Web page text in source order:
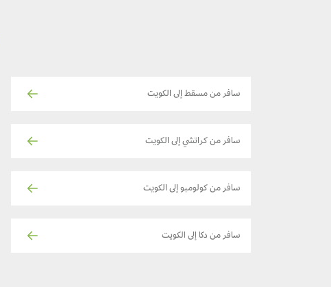
سافر من مسقط إلى الكويت
سافر من كراتشي إلى الكويت
سافر من كولومبو إلى الكويت
سافر من دكا إلى الكويت